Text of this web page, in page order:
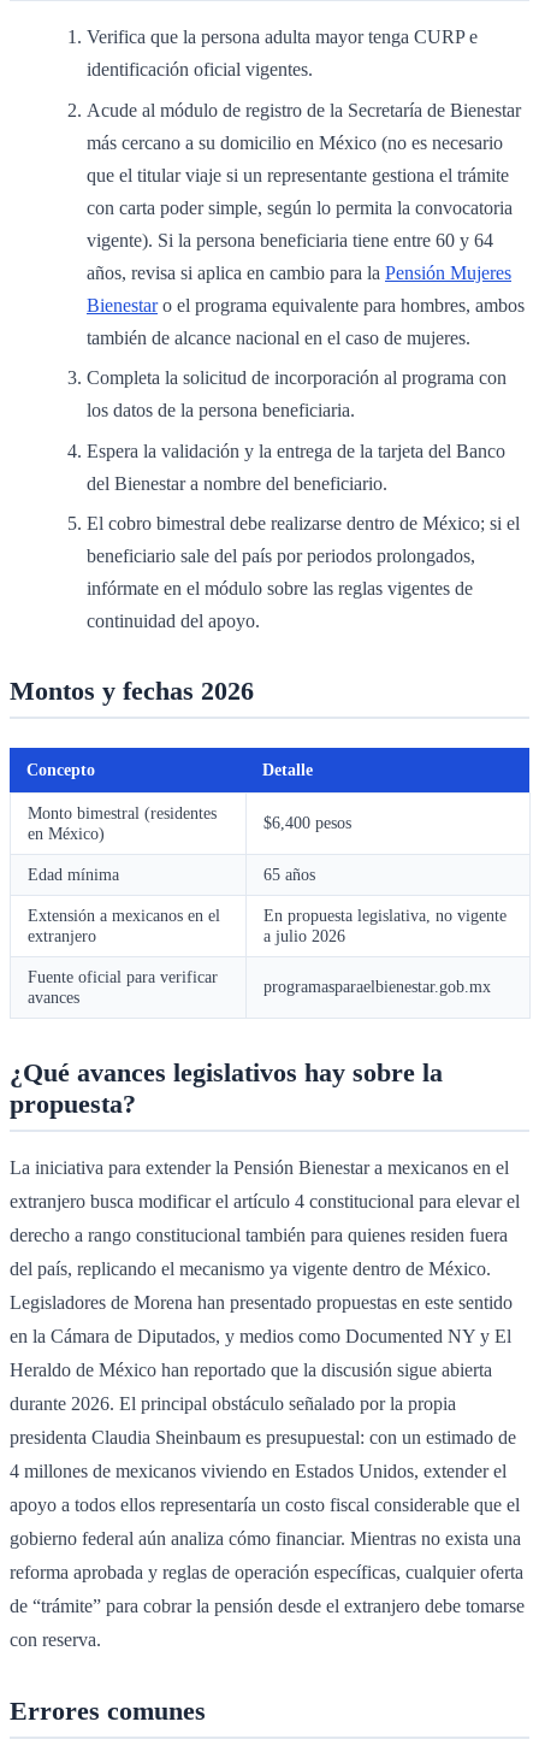
Verifica que la persona adulta mayor tenga CURP e
identificación oficial vigentes.
Acude al módulo de registro de la Secretaría de Bienestar
más cercano a su domicilio en México (no es necesario
que el titular viaje si un representante gestiona el trámite
con carta poder simple, según lo permita la convocatoria
vigente). Si la persona beneficiaria tiene entre 60 y 64
años, revisa si aplica en cambio para la Pensión Mujeres
Bienestaro el programa equivalente para hombres, ambos
también de alcance nacional en el caso de mujeres.
Completa la solicitud de incorporación al programa con
los datos de la persona beneficiaria.
Espera la validación y la entrega de la tarjeta del Banco
del Bienestar a nombre del beneficiario.
El cobro bimestral debe realizarse dentro de México; si el
beneficiario sale del país por periodos prolongados,
infórmate en el módulo sobre las reglas vigentes de
continuidad del apoyo.
Montos y fechas 2026
Concepto Detalle
Monto bimestral (residentes
en México)
$6,400 pesos
Edad mínima 65 años
Extensión a mexicanos en el
extranjero
En propuesta legislativa, no vigente
a julio 2026
Fuente oficial para verificar
avances
programasparaelbienestar.gob.mx
¿Qué avances legislativos hay sobre la
propuesta?
La iniciativa para extender la Pensión Bienestar a mexicanos en el
extranjero busca modificar el artículo 4 constitucional para elevar el
derecho a rango constitucional también para quienes residen fuera
del país, replicando el mecanismo ya vigente dentro de México.
Legisladores de Morena han presentado propuestas en este sentido
en la Cámara de Diputados, y medios como Documented NY y El
Heraldo de México han reportado que la discusión sigue abierta
durante 2026. El principal obstáculo señalado por la propia
presidenta Claudia Sheinbaum es presupuestal: con un estimado de
4 millones de mexicanos viviendo en Estados Unidos, extender el
apoyo a todos ellos representaría un costo fiscal considerable que el
gobierno federal aún analiza cómo financiar. Mientras no exista una
reforma aprobada y reglas de operación específicas, cualquier oferta
de “trámite” para cobrar la pensión desde el extranjero debe tomarse
con reserva.
Errores comunes